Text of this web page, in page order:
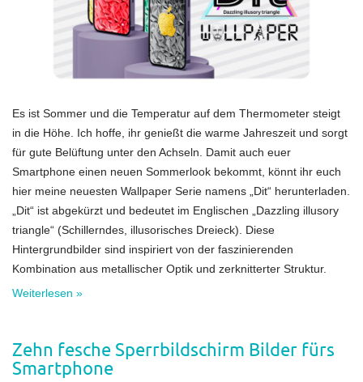
Es ist Sommer und die Temperatur auf dem Thermometer steigt
in die Höhe. Ich hoffe, ihr genießt die warme Jahreszeit und sorgt
für gute Belüftung unter den Achseln. Damit auch euer
Smartphone einen neuen Sommerlook bekommt, könnt ihr euch
hier meine neuesten Wallpaper Serie namens „Dit“ herunterladen.
„Dit“ ist abgekürzt und bedeutet im Englischen „Dazzling illusory
triangle“ (Schillerndes, illusorisches Dreieck). Diese
Hintergrundbilder sind inspiriert von der faszinierenden
Kombination aus metallischer Optik und zerknitterter Struktur.
Weiterlesen »
Zehn fesche Sperrbildschirm Bilder fürs
Smartphone